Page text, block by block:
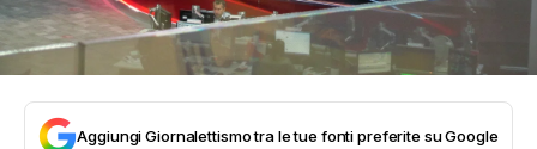
Aggiungi Giornalettismo tra le tue fonti preferite su Google